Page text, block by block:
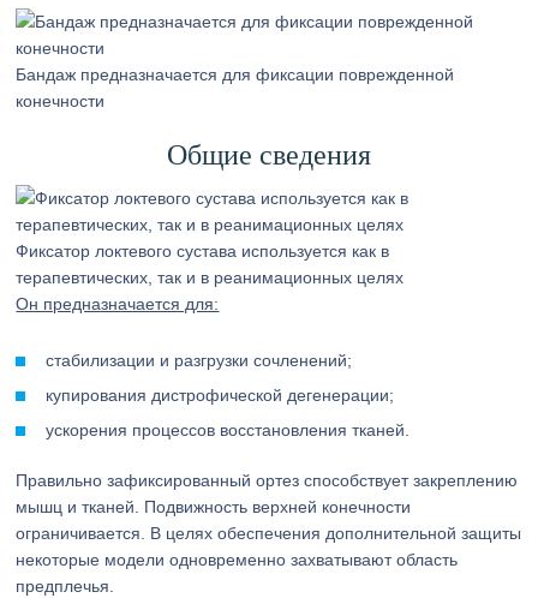
Бандаж предназначается для фиксации поврежденной
конечности
Общие сведения
Фиксатор локтевого сустава используется как в
терапевтических, так и в реанимационных целях
Он предназначается для:
стабилизации и разгрузки сочленений;
купирования дистрофической дегенерации;
ускорения процессов восстановления тканей.
Правильно зафиксированный ортез способствует закреплению
мышц и тканей. Подвижность верхней конечности
ограничивается. В целях обеспечения дополнительной защиты
некоторые модели одновременно захватывают область
предплечья.